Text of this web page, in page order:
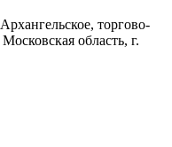
торгово-
Московская область, г.